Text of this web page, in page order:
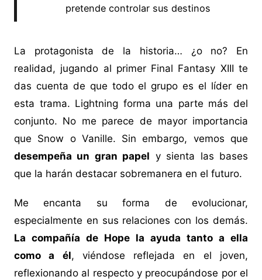
pretende controlar sus destinos
La protagonista de la historia… ¿o no? En
realidad, jugando al primer Final Fantasy XIII te
das cuenta de que todo el grupo es el líder en
esta trama. Lightning forma una parte más del
conjunto. No me parece de mayor importancia
que Snow o Vanille. Sin embargo, vemos que
desempeña un gran papel y sienta las bases
que la harán destacar sobremanera en el futuro.
Me encanta su forma de evolucionar,
especialmente en sus relaciones con los demás.
La compañía de Hope la ayuda tanto a ella
como a él, viéndose reflejada en el joven,
reflexionando al respecto y preocupándose por el